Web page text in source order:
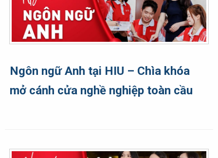
Ngôn ngữ Anh tại HIU – Chìa khóa
mở cánh cửa nghề nghiệp toàn cầu